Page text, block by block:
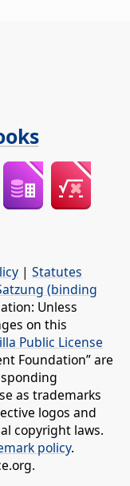
| Statutes
(binding
Unless
on this
Public License
Foundation” are
as trademarks
logos and
copyright laws.
policy.